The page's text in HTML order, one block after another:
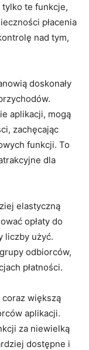
te funkcje,
płacenia
nad tym,⁤
doskonały
aplikacji, mogą
zachęcając
funkcji. To
dla
elastyczną
⁣opłaty do
liczby użyć.
odbiorców,
płatności.
⁣większą
aplikacji.
za niewielką
dostępne i